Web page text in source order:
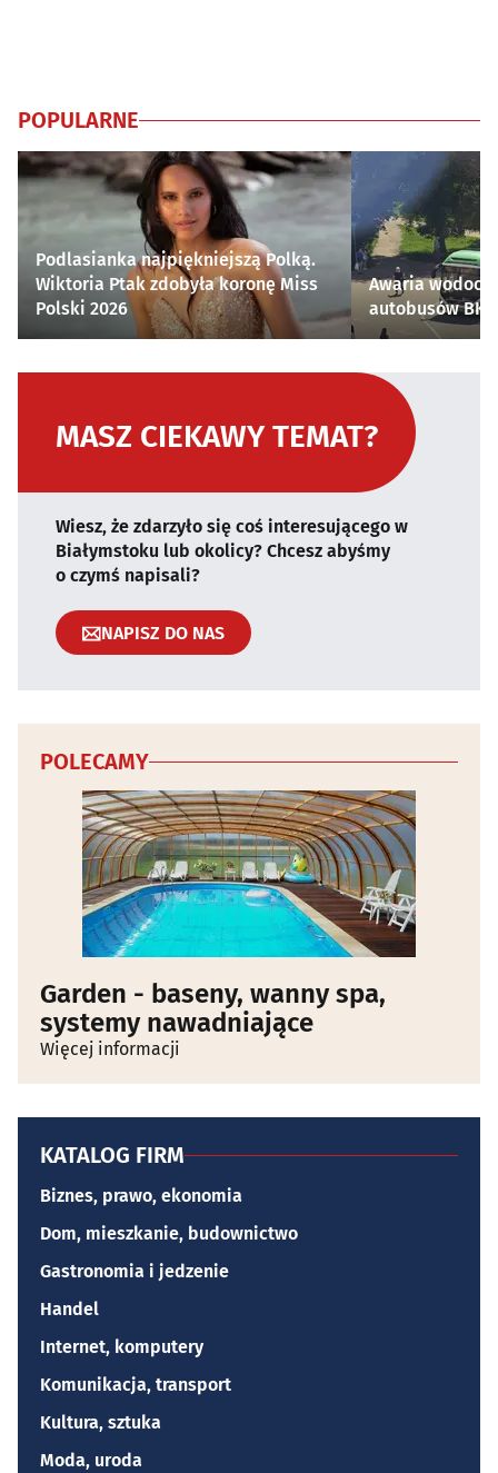
POPULARNE
Podlasianka najpiękniejszą Polką.
Wiktoria Ptak zdobyła koronę Miss
Polski 2026
Awaria
autobusów
MASZ CIEKAWY TEMAT?
Wiesz, że zdarzyło się coś interesującego w
Białymstoku lub okolicy? Chcesz abyśmy
o czymś napisali?
NAPISZ DO NAS
POLECAMY
Garden - baseny, wanny spa,
systemy nawadniające
Więcej informacji
KATALOG FIRM
Biznes, prawo, ekonomia
Dom, mieszkanie, budownictwo
Gastronomia i jedzenie
Handel
Internet, komputery
Komunikacja, transport
Kultura, sztuka
Moda, uroda